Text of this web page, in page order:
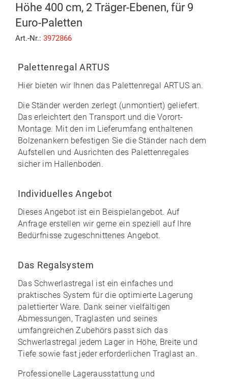
Höhe 400 cm, 2 Träger-Ebenen, für 9
Euro-Paletten
Art.-Nr.: 3972866
Palettenregal ARTUS
Hier bieten wir Ihnen das Palettenregal ARTUS an.
Die Ständer werden zerlegt (unmontiert) geliefert.
Das erleichtert den Transport und die Vorort-
Montage. Mit den im Lieferumfang enthaltenen
Bolzenankern befestigen Sie die Ständer nach dem
Aufstellen und Ausrichten des Palettenregales
sicher im Hallenboden.
Individuelles Angebot
Dieses Angebot ist ein Beispielangebot. Auf
Anfrage erstellen wir gerne ein speziell auf Ihre
Bedürfnisse zugeschnittenes Angebot.
Das Regalsystem
Das Schwerlastregal ist ein einfaches und
praktisches System für die optimierte Lagerung
palettierter Ware. Dank seiner vielfältigen
Abmessungen, Traglasten und seines
umfangreichen Zubehörs passt sich das
Schwerlastregal jedem Lager in Höhe, Breite und
Tiefe sowie fast jeder erforderlichen Traglast an.
Professionelle Lagerausstattung und